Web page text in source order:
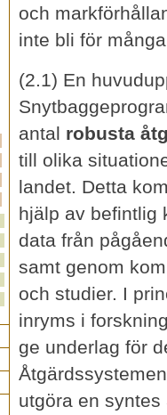
och
inte bli för
(2.1) En
antal robusta
till olika
landet. Detta
hjälp av befintlig
data från
samt genom
och studier. I
inryms i
ge underlag för
utgöra en